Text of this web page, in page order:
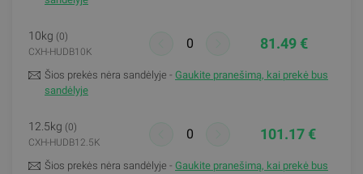
10kg (0)
CXH-HUDB10K
81.49 €
Šios prekės nėra sandėlyje - Gaukite pranešimą, kai prekė bus
sandėlyje
12.5kg (0)
CXH-HUDB12.5K
101.17 €
Šios prekės nėra sandėlyje - Gaukite pranešimą, kai prekė bus